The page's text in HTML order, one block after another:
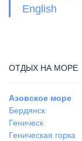
English
ОТДЫХ НА МОРЕ
Азовское море
Бердянск
Геническ
Геническая горка